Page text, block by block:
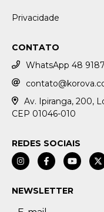
Privacidade
CONTATO
WhatsApp 48
Av. Ipiranga, 200,
CEP 01046-010
REDES SOCIAIS
NEWSLETTER